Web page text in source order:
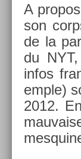
A
son
de la
du
infos
em­ple)
2012.